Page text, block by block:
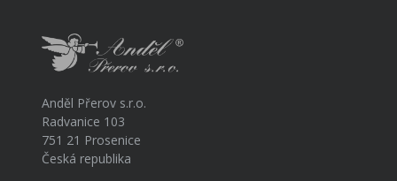
Anděl Přerov s.r.o.
Radvanice 103
751 21 Prosenice
Česká republika